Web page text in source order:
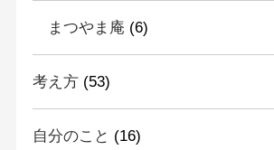
まつやま庵 (6)
考え方(53)
自分のこと (16)